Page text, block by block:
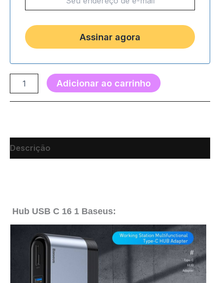
Adicionar ao carrinho
Descrição
Hub USB C 16 1 Baseus: